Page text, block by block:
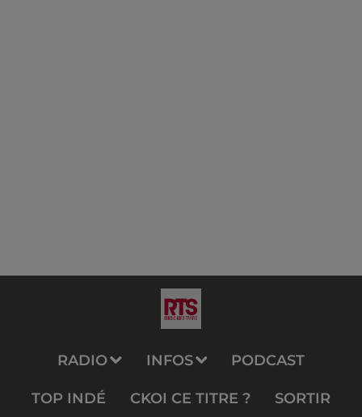
RADIO INFOS PODCAST
TOP INDÉ CKOI CE TITRE ? SORTIR